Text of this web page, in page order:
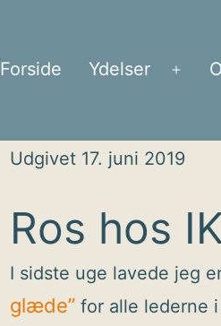
Forside Ydelser
Udgivet 17. juni 2019
Ros hos
I sidste uge lavede jeg
glæde” for alle lederne